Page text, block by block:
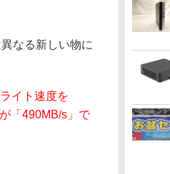
なる新しい物に
イト速度を
「490MB/s」で